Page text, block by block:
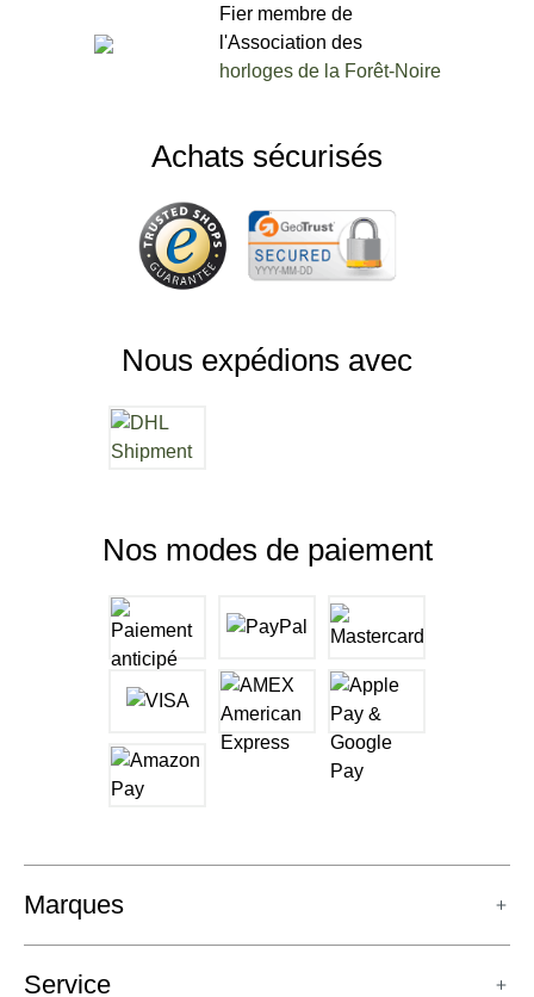
Fier membre de
l'Association des
horloges de la Forêt-Noire
Achats sécurisés
Nous expédions avec
Nos modes de paiement
Marques
Service